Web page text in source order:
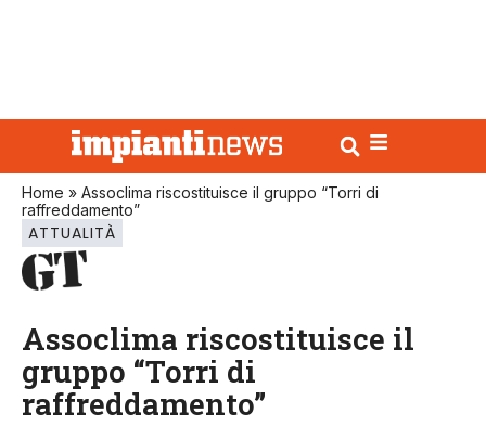
Home » Assoclima riscostituisce il gruppo “Torri di
raffreddamento”
ATTUALITÀ
Assoclima riscostituisce il
gruppo “Torri di
raffreddamento”